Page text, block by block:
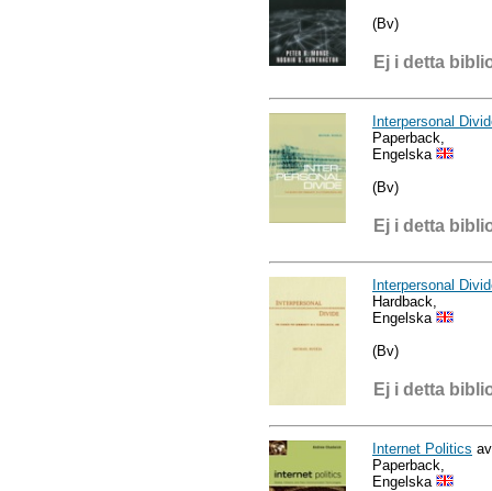
(Bv)
Ej i detta
Interpersonal
Paperback,
Engelska
(Bv)
Ej i detta
Interpersonal
Hardback,
Engelska
(Bv)
Ej i detta
Internet Politics
Paperback,
Engelska